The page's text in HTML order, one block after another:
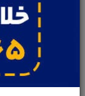
گذاشتن. ژان پل
نبودن که اون رو